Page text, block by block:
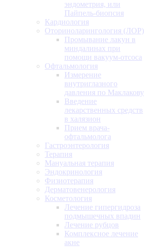
эндометрия, или
Пайпель-биопсия
Кардиология
Оториноларингология (ЛОР)
Промывание лакун в
миндалинах при
помощи вакуум-отсоса
Офтальмология
Измерение
внутриглазного
давления по Маклакову
Введение
лекарственных средств
в халязион
Прием врача-
офтальмолога
Гастроэнтерология
Терапия
Мануальная терапия
Эндокринология
Физиотерапия
Дерматовенерология
Косметология
Лечение гипергидроза
подмышечных впадин
Лечение рубцов
Комплексное лечение
акне